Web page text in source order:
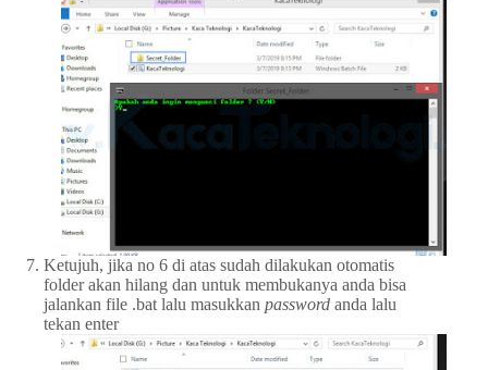
Ketujuh, jika no 6 di atas sudah dilakukan otomatis
folder akan hilang dan untuk membukanya anda bisa
jalankan file .bat lalu masukkan password anda lalu
tekan enter